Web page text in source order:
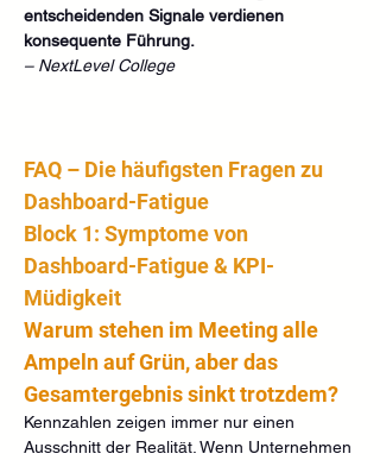
entscheidenden Signale verdienen
konsequente Führung.
– NextLevel College
FAQ – Die häufigsten Fragen zu
Dashboard-Fatigue
Block 1: Symptome von
Dashboard-Fatigue & KPI-
Müdigkeit
Warum stehen im Meeting alle
Ampeln auf Grün, aber das
Gesamtergebnis sinkt trotzdem?
Kennzahlen zeigen immer nur einen
Ausschnitt der Realität. Wenn Unternehmen